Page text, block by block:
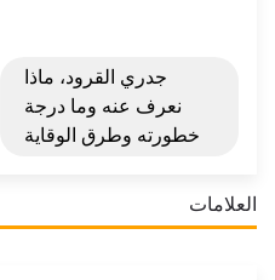
جدري القرود، ماذا
نعرف عنه وما درجة
خطورته وطرق الوقاية
العلامات